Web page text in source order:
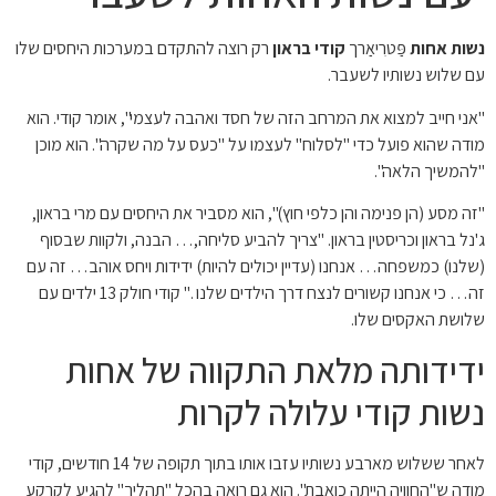
נשות אחותפַּטרִיאַרך קודי בראוןרק רוצה להתקדם במערכות היחסים שלו
עם שלוש נשותיו לשעבר.
"אני חייב למצוא את המרחב הזה של חסד ואהבה לעצמי", אומר קודי. הוא
מודה שהוא פועל כדי "לסלוח" לעצמו על "כעס על מה שקרה". הוא מוכן
"להמשיך הלאה".
"זה מסע (הן פנימה והן כלפי חוץ)", הוא מסביר את היחסים עם מרי בראון,
ג'נל בראון וכריסטין בראון. "צריך להביע סליחה,… הבנה, ולקוות שבסוף
(שלנו) כמשפחה… אנחנו (עדיין יכולים להיות) ידידות ויחס אוהב… זה עם
זה… כי אנחנו קשורים לנצח דרך הילדים שלנו ." קודי חולק 13 ילדים עם
שלושת האקסים שלו.
ידידותה מלאת התקווה של אחות
נשות קודי עלולה לקרות
לאחר ששלוש מארבע נשותיו עזבו אותו בתוך תקופה של 14 חודשים, קודי
מודה ש"החוויה הייתה כואבת". הוא גם רואה בהכל "תהליך" להגיע לקרקע